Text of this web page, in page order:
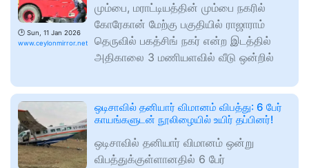
🕑 Sun, 11 Jan 2026
www.ceylonmirror.net
மும்பை, மராட்டியத்தின் மும்பை நகரில்
கோரேகான் மேற்கு பகுதியில் ராஜாராம்
தெருவில் பகத்சிங் நகர் என்ற இடத்தில்
அதிகாலை 3 மணியளவில் வீடு ஒன்றில்
ஒடிசாவில் தனியார் விமானம் விபத்து: 6 பேர்
காயங்களுடன் நூலிழையில் உயிர் தப்பினர்!
ஒடிசாவில் தனியார் விமானம் ஒன்று
விபத்துக்குள்ளானதில் 6 பேர்